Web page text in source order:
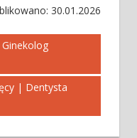
30.01.2026
| Dentysta